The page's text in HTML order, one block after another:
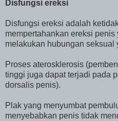
Disfungsi ereksi
Disfungsi ereksi adalah
mempertahankan ereksi
melakukan hubungan seksual
Proses aterosklerosis
tinggi juga dapat terjadi pada
dorsalis penis).
Plak yang menyumbat
menyebabkan penis tidak